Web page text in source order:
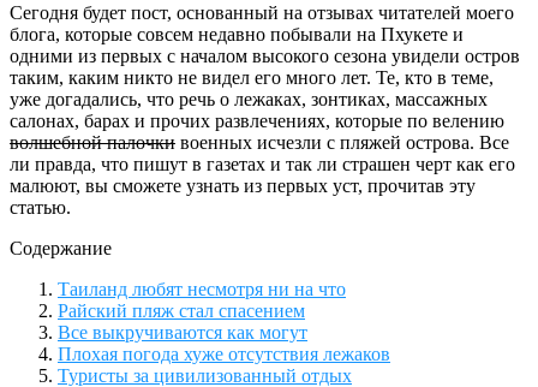
Сегодня будет пост, основанный на отзывах читателей моего
блога, которые совсем недавно побывали на Пхукете и
одними из первых с началом высокого сезона увидели остров
таким, каким никто не видел его много лет. Те, кто в теме,
уже догадались, что речь о лежаках, зонтиках, массажных
салонах, барах и прочих развлечениях, которые по велению
волшебной палочки военных исчезли с пляжей острова. Все
ли правда, что пишут в газетах и так ли страшен черт как его
малюют, вы сможете узнать из первых уст, прочитав эту
статью.
Содержание
Таиланд любят несмотря ни на что
Райский пляж стал спасением
Все выкручиваются как могут
Плохая погода хуже отсутствия лежаков
Туристы за цивилизованный отдых